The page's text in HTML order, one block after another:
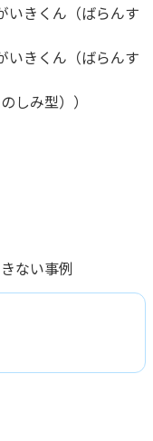
いきくん（ばらんす
いきくん（ばらんす
しみ型））
ない事例